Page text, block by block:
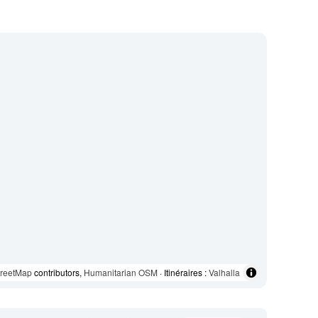
contributors, Humanitarian OSM · Itinéraires :Valhalla